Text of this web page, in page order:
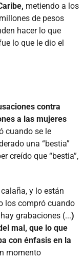
metiendo a los
de pesos
hacer lo que
lo que le dio el
contra
a las mujeres
cuando se le
una “bestia”
creído que “bestia”,
y lo están
los compró cuando
grabaciones (...)
mal, que lo que
con énfasis en la
momento